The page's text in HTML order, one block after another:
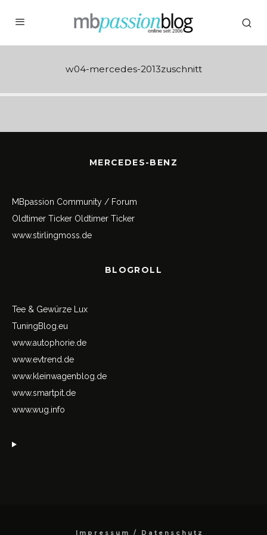
w04-mercedes-2013zuschnitt
MERCEDES-BENZ
MBpassion Community / Forum
Oldtimer Ticker Oldtimer Ticker
www.stirlingmoss.de
BLOGROLL
Tee & Gewürze Lux
TuningBlog.eu
www.autophorie.de
www.evtrend.de
www.kleinwagenblog.de
www.smartpit.de
www.wug.info
Impressum / Datenschutz